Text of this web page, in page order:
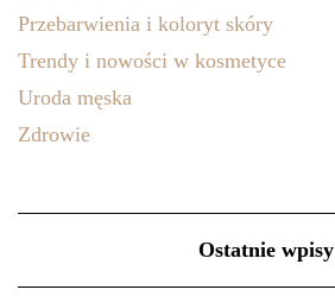
Przebarwienia i koloryt skóry
Trendy i nowości w kosmetyce
Uroda męska
Zdrowie
Ostatnie wpisy